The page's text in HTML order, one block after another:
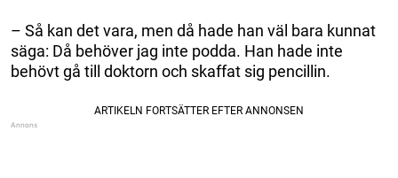
– Så kan det vara, men då hade han väl bara kunnat
säga: Då behöver jag inte podda. Han hade inte
behövt gå till doktorn och skaffat sig pencillin.